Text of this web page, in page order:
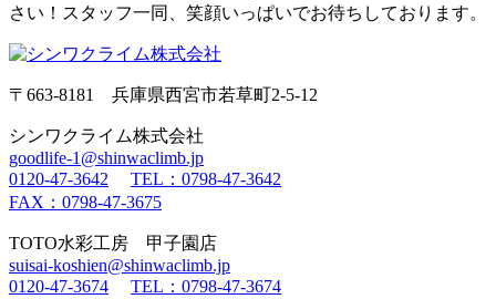
さい！スタッフ一同、笑顔いっぱいでお待ちしております。
〒663-8181 兵庫県西宮市若草町2-5-12
シンワクライム株式会社
goodlife-1@shinwaclimb.jp
0120-47-3642
TEL：0798-47-3642
FAX：0798-47-3675
TOTO水彩工房 甲子園店
suisai-koshien@shinwaclimb.jp
0120-47-3674
TEL：0798-47-3674